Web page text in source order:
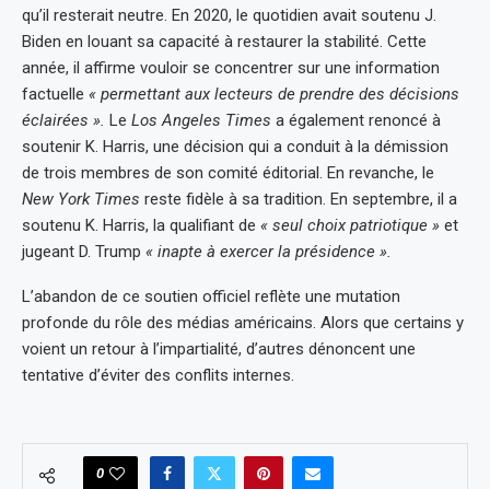
qu’il resterait neutre. En 2020, le quotidien avait soutenu J.
Biden en louant sa capacité à restaurer la stabilité. Cette
année, il affirme vouloir se concentrer sur une information
factuelle « permettant aux lecteurs de prendre des décisions
éclairées ». Le Los Angeles Times a également renoncé à
soutenir K. Harris, une décision qui a conduit à la démission
de trois membres de son comité éditorial. En revanche, le
New York Times reste fidèle à sa tradition. En septembre, il a
soutenu K. Harris, la qualifiant de « seul choix patriotique » et
jugeant D. Trump « inapte à exercer la présidence ».
L’abandon de ce soutien officiel reflète une mutation
profonde du rôle des médias américains. Alors que certains y
voient un retour à l’impartialité, d’autres dénoncent une
tentative d’éviter des conflits internes.
0